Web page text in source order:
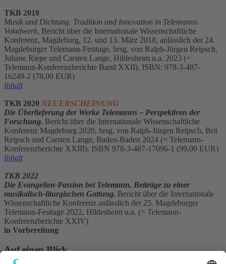
TKB 2018
Musik und Dichtung. Tradition und Innovation in Telemanns
Vokalwerk, Bericht über die Internationale Wissenschaftliche
Konferenz, Magdeburg, 12. und 13. März 2018, anlässlich der 24.
Magdeburger Telemann-Festtage, hrsg. von Ralph-Jürgen Reipsch,
Juliane Riepe und Carsten Lange, Hildesheim u.a. 2023 (=
Telemann-Konferenzberichte Band XXII). ISBN: 978-3-487-
16249-2 (78,00 EUR)
Inhalt
TKB 2020 NEUERSCHEINUNG
Die Überlieferung der Werke Telemanns – Perspektiven der
Forschung. Bericht über die Internationale Wissenschaftliche
Konferenz Magdeburg 2020, hrsg. von Ralph-Jürgen Reipsch, Brit
Reipsch und Carsten Lange, Baden-Baden 2024 (= Telemann-
Konferenzberichte XXIII). ISBN 978-3-487-17096-1 (99,00 EUR)
Inhalt
TKB 2022
Die Evangelien-Passion bei Telemann. Beiträge zu einer
musikalisch-liturgischen Gattung. Bericht über die Internationale
Wissenschaftliche Konferenz anlässlich der 25. Magdeburger
Telemann-Festtage 2022, Hildesheim u.a. (= Telemann-
Konferenzberichte XXIV)
in Vorbereitung
Auf einen Blick